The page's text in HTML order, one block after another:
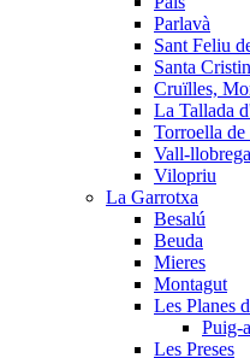
Parlavà
Sant Feliu
Santa
Cruïlles,
La Tallada
Torroella
Vall-llobrega
Vilopriu
La Garrotxa
Besalú
Beuda
Mieres
Montagut
Les Planes
Puig-
Les Preses